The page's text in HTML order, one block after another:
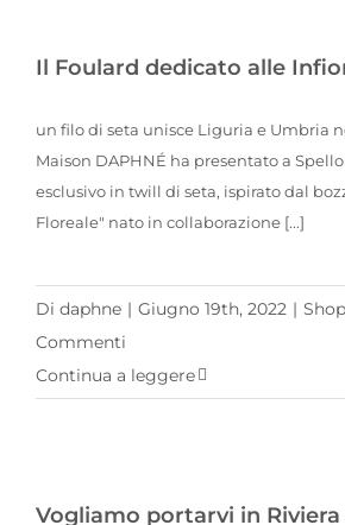
Il Foulard dedicato alle
un filo di seta unisce Liguria e Umbria
Maison DAPHNÉ ha presentato a
esclusivo in twill di seta, ispirato dal
Floreale" nato in collaborazione [...]
Di daphne | Giugno 19th, 2022 |
Commenti
Continua a leggere
Vogliamo portarvi in